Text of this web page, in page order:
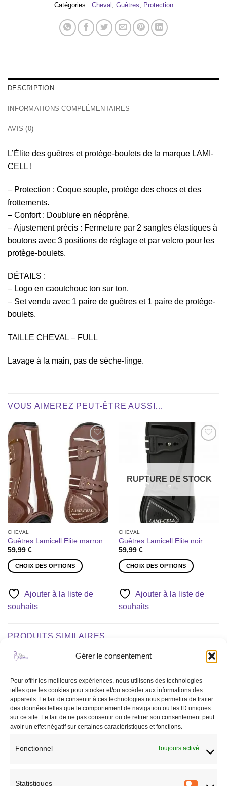
Gérer le consentement
Pour offrir les meilleures expériences, nous utilisons des technologies
telles que les cookies pour stocker et/ou accéder aux informations des
appareils. Le fait de consentir à ces technologies nous permettra de traiter
des données telles que le comportement de navigation ou les ID uniques
sur ce site. Le fait de ne pas consentir ou de retirer son consentement peut
avoir un effet négatif sur certaines caractéristiques et fonctions.
Fonctionnel Toujours activé
Statistiques
Catégories : Cheval Guêtres Protection
DESCRIPTION
INFORMATIONS COMPLÉMENTAIRES
AVIS (0)
L’Élite des guêtres et protège-boulets de la marque LAMI-
CELL !
– Protection : Coque souple, protège des chocs et des
frottements.
– Confort : Doublure en néoprène.
– Ajustement précis : Fermeture par 2 sangles élastiques à
boutons avec 3 positions de réglage et par velcro pour les
protège-boulets.
DÉTAILS :
– Logo en caoutchouc ton sur ton.
– Set vendu avec 1 paire de guêtres et 1 paire de protège-
boulets.
TAILLE CHEVAL – FULL
Lavage à la main, pas de sèche-linge.
VOUS AIMEREZ PEUT-ÊTRE AUSSI…
Ajouter
à la liste
souhaits
CHEVAL
Guêtres Lamicell Elite marron
59,99 €
CHOIX DES OPTIONS
produit
a
plusieurs
Les
peuvent
être
sur
page
du
produit
Ajouter à la liste de
souhaits
à la liste
RUPTURE DE STOCK
CHEVAL
Guêtres Lamicell Elite noir
59,99 €
CHOIX DES OPTIONS
produit
a
plusieurs
peuvent
sur
la
page
du
produit
Ajouter à la liste de
souhaits
PRODUITS SIMILAIRES
Ajouter
à la liste
de
souhaits
marron
Ajouter
à la liste
de
souhaits